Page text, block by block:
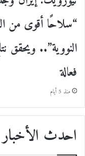
“سلاحًا أقوى من
النووية”.. ويحقق
فعالة
منذ 5 أيام
احدث الأخبار